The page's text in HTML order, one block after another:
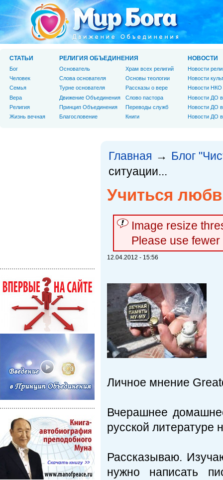
Главная → Блог
ситуации...
Учиться
Image resize
Please use
12.04.2012 - 15:56
Личное мнение
Вчерашнее
русской
Рассказываю.
нужно написать
СТАТЬИ
Бог
Человек
Cемья
Вера
Религия
Жизнь вечная
РЕЛИГИЯ ОБЪЕДИНЕНИЯ
Основатель
Слова основателя
Турне основателя
Движение Объединения
Принцип Объединения
Благословение
Храм всех религий
Основы теологии
Рассказы о вере
Слово пастора
Переводы служб
Книги
НОВОСТИ
Новости
Новости
Новости НКО
Новости ДО
Новости ДО
Новости ДО